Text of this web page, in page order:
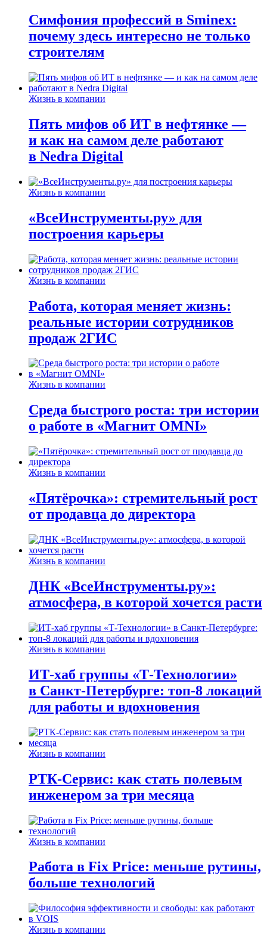
Симфония профессий в Sminex:
почему здесь интересно не только
строителям
Жизнь в компании
Пять мифов об ИТ в нефтянке —
и как на самом деле работают
в Nedra Digital
Жизнь в компании
«ВсеИнструменты.ру» для
построения карьеры
Жизнь в компании
Работа, которая меняет жизнь:
реальные истории сотрудников
продаж 2ГИС
Жизнь в компании
Среда быстрого роста: три истории
о работе в «Магнит OMNI»
Жизнь в компании
«Пятёрочка»: стремительный рост
от продавца до директора
Жизнь в компании
ДНК «ВсеИнструменты.ру»:
атмосфера, в которой хочется расти
Жизнь в компании
ИТ-хаб группы «Т-Технологии»
в Санкт-Петербурге: топ-8 локаций
для работы и вдохновения
Жизнь в компании
РТК-Сервис: как стать полевым
инженером за три месяца
Жизнь в компании
Работа в Fix Price: меньше рутины,
больше технологий
Жизнь в компании